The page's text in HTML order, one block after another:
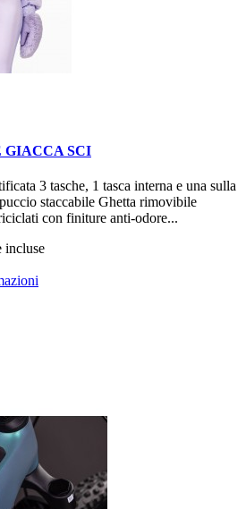
GIACCA SCI
3 tasche, 1 tasca interna e una sulla
staccabile Ghetta rimovibile
con finiture anti-odore...
incluse